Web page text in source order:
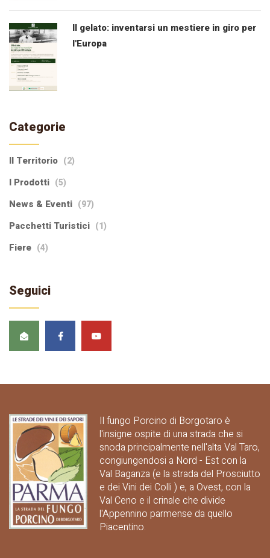
Il gelato: inventarsi un mestiere in giro per
l'Europa
Categorie
Il Territorio (2)
I Prodotti (5)
News & Eventi (97)
Pacchetti Turistici (1)
Fiere (4)
Seguici
Il fungo Porcino di Borgotaro è
l'insigne ospite di una strada che si
snoda principalmente nell'alta Val Taro,
congiungendosi a Nord - Est con la
Val Baganza (e la strada del Prosciutto
e dei Vini dei Colli ) e, a Ovest, con la
Val Ceno e il crinale che divide
l'Appennino parmense da quello
Piacentino.